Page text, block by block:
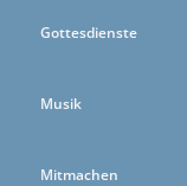
Gottesdienste
Musik
Mitmachen